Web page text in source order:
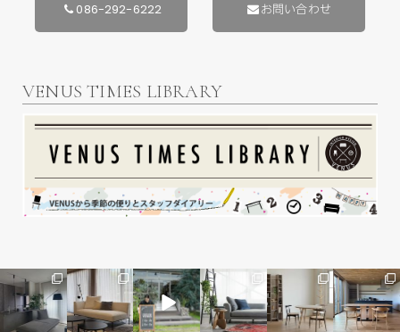
086-292-6222 お問い合わせ
VENUS TIMES LIBRARY